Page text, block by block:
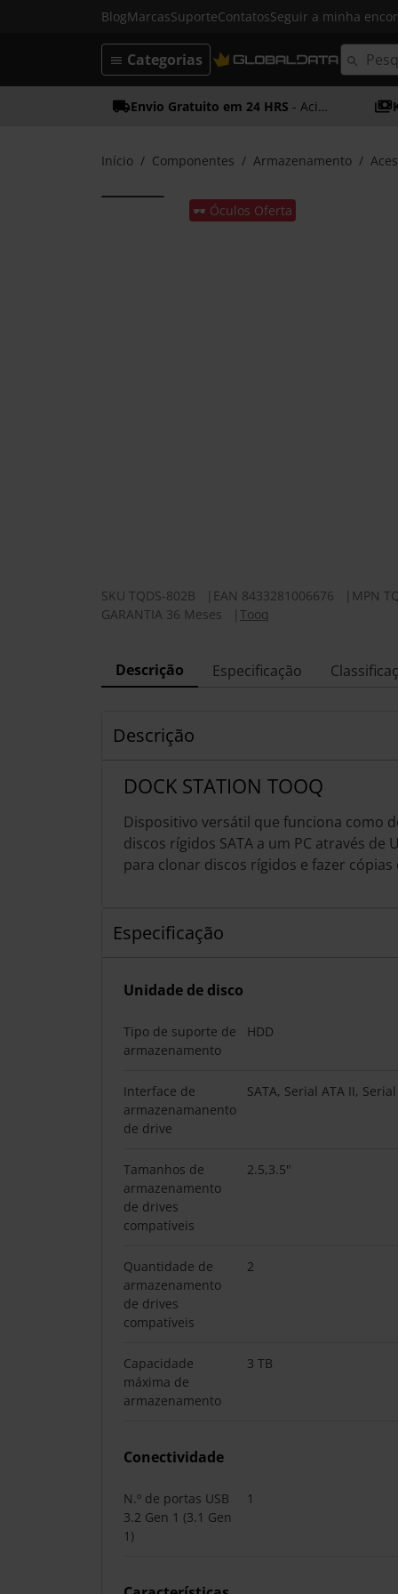
BlogMarcasSuporteContatosSeguir a minha
Categorias
Envio Gratuito em 24 HRS - Acima dos 50€
Início Componentes Armazenamento
🕶️ Óculos Oferta
SKU TQDS-802B EAN 8433281006676 MPN
GARANTIA 36 Meses
Tooq
Descrição Especificação
Descrição
DOCK STATION TOOQ
Dispositivo versátil que funciona como
discos rígidos SATA a um PC através de
para clonar discos rígidos e fazer cópias
Especificação
Unidade de disco
Tipo de suporte de
armazenamento
HDD
Interface de
armazenamanento
de drive
SATA, Serial ATA II,
Tamanhos de
armazenamento
de drives
compatíveis
2.5,3.5"
Quantidade de
armazenamento
de drives
compatíveis
2
Capacidade
máxima de
armazenamento
3 TB
Conectividade
N.º de portas USB
3.2 Gen 1 (3.1 Gen
1)
1